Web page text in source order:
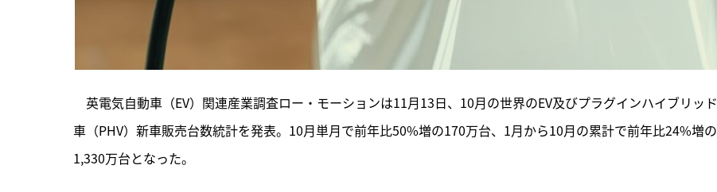
英電気自動車（EV）関連産業調査ロー・モーションは11月13日、10月の世界のEV及びプラグインハイブリッド
車（PHV）新車販売台数統計を発表。10月単月で前年比50%増の170万台、1月から10月の累計で前年比24%増の
1,330万台となった。